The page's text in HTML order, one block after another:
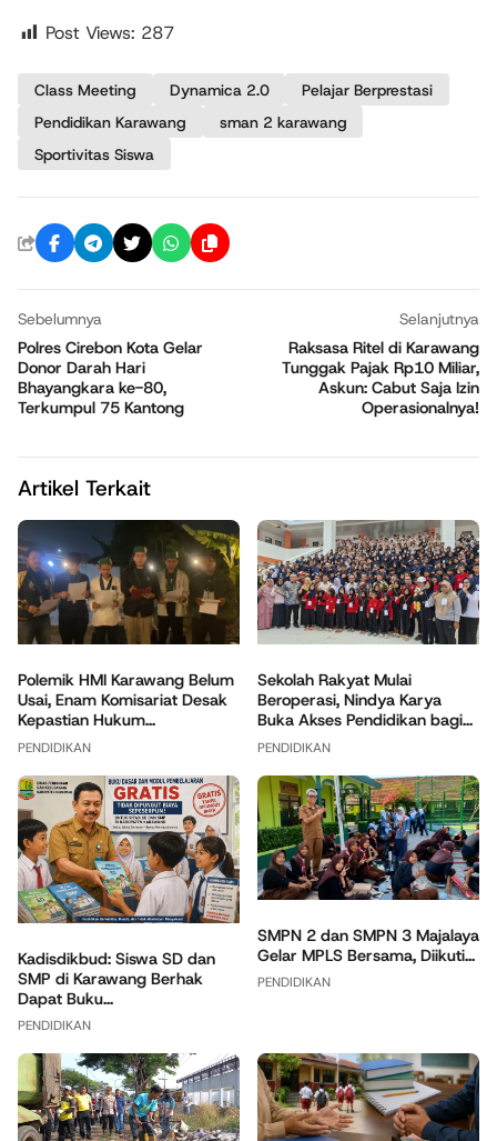
Post Views: 287
Class Meeting Dynamica 2.0
Pelajar Berprestasi
Pendidikan Karawang
sman 2 karawang
Sportivitas Siswa
Sebelumnya
Polres Cirebon Kota Gelar
Donor Darah Hari
Bhayangkara ke-80,
Terkumpul 75 Kantong
Selanjutnya
Raksasa Ritel di Karawang
Tunggak Pajak Rp10 Miliar,
Askun: Cabut Saja Izin
Operasionalnya!
Artikel Terkait
Polemik HMI Karawang Belum
Usai, Enam Komisariat Desak
Kepastian Hukum...
PENDIDIKAN
Sekolah Rakyat Mulai
Beroperasi, Nindya Karya
Buka Akses Pendidikan bagi...
PENDIDIKAN
Kadisdikbud: Siswa SD dan
SMP di Karawang Berhak
Dapat Buku...
PENDIDIKAN
SMPN 2 dan SMPN 3 Majalaya
Gelar MPLS Bersama, Diikuti...
PENDIDIKAN